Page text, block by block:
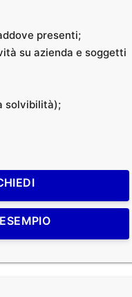
presenti;
su azienda e soggetti
solvibilità);